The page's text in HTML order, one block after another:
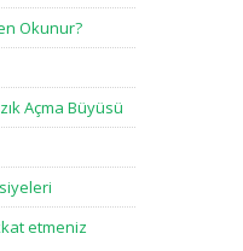
Okunur?
Açma Büyüsü
etmeniz